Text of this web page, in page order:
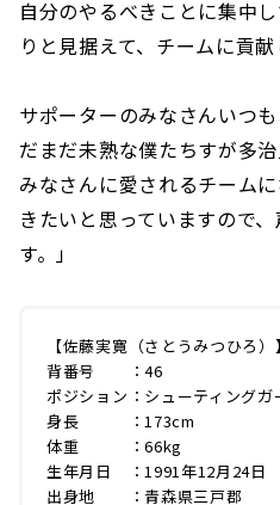
自分のやるべきことに集中
りと見据えて、チームに貢献
サポーターのみなさんいつ
だまだ未熟な僕たちすが多
みなさんに愛されるチーム
きたいと思っていますので
す。」
【佐藤実寛（さとうみつひろ）】
背番号 ：46
ポジション：シューティングガ
身長 ：173cm
体重 ：66kg
生年月日 ：1991年12月24日
出身地 ：青森県三戸郡